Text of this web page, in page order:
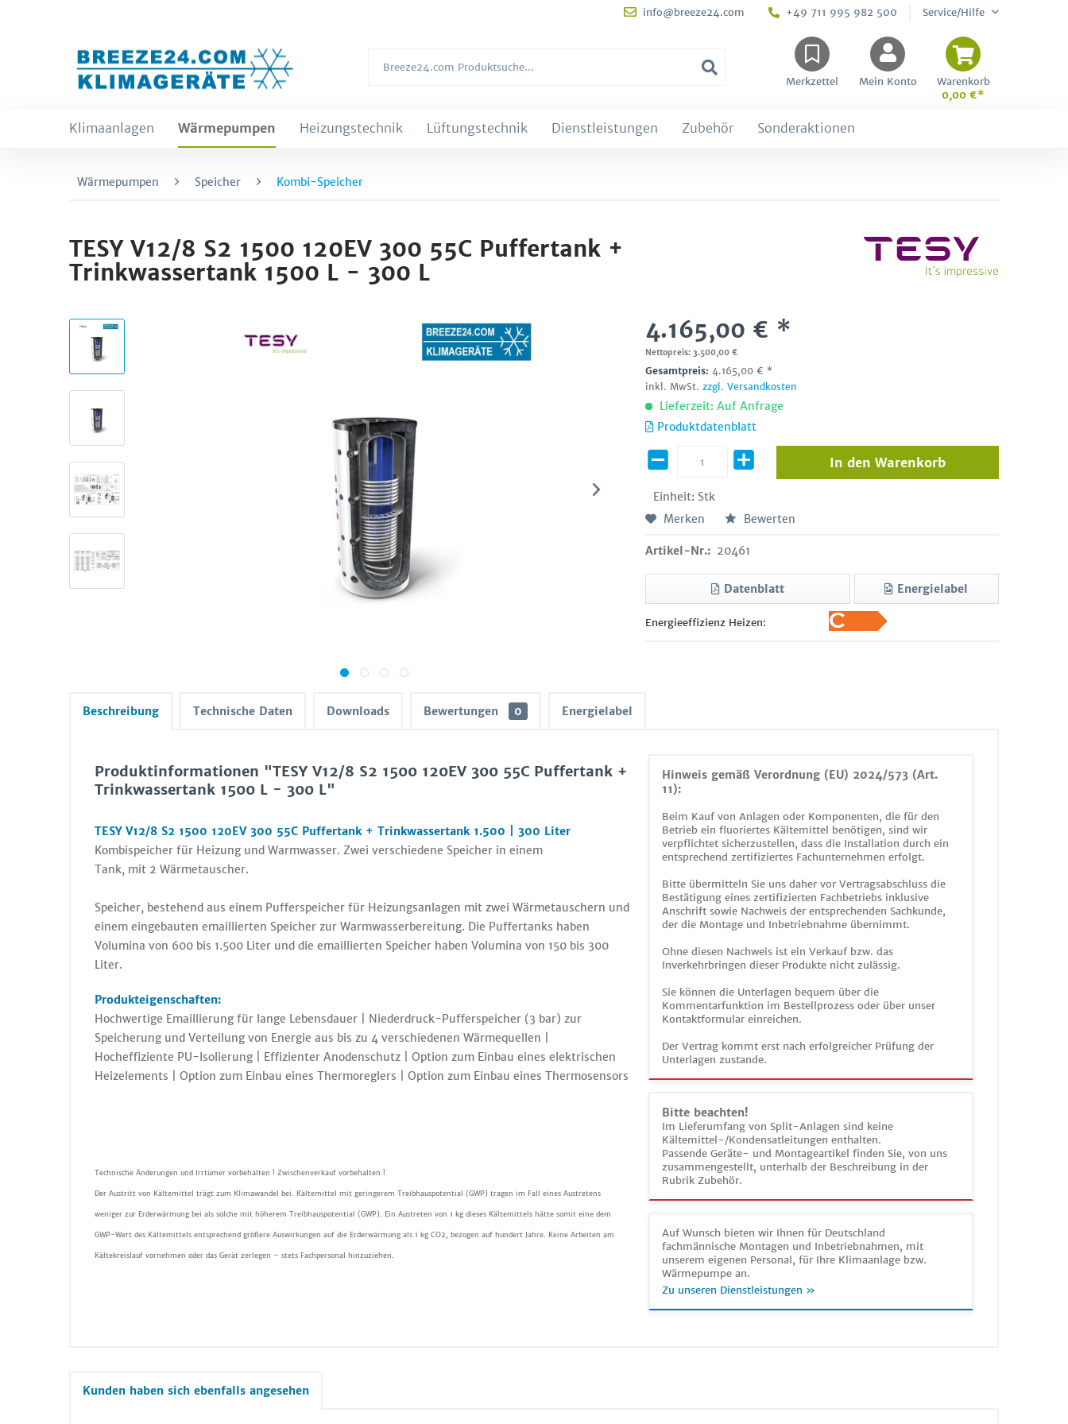
info@breeze24.com +49 711 995 982 500 Service/Hilfe
Merkzettel Mein Konto
Warenkorb
0,00 €*
Klimaanlagen Wärmepumpen Heizungstechnik Lüftungstechnik Dienstleistungen Zubehör Sonderaktionen
Wärmepumpen Speicher Kombi-Speicher
TESY V12/8 S2 1500 120EV 300 55C Puffertank +
Trinkwassertank 1500 L - 300 L
4.165,00 € *
Nettopreis: 3.500,00 €
Gesamtpreis:4.165,00 € *
inkl. MwSt.zzgl. Versandkosten
Lieferzeit: Auf Anfrage
Produktdatenblatt
Einheit: Stk
In den Warenkorb
Merken Bewerten
Artikel-Nr.: 20461
Datenblatt Energielabel
Energieeffizienz Heizen:
Beschreibung Technische Daten Downloads Bewertungen 0 Energielabel
Hinweis gemäß Verordnung (EU) 2024/573 (Art.
11):
Beim Kauf von Anlagen oder Komponenten, die für den
Betrieb ein fluoriertes Kältemittel benötigen, sind wir
verpflichtet sicherzustellen, dass die Installation durch ein
entsprechend zertifiziertes Fachunternehmen erfolgt.
Bitte übermitteln Sie uns daher vor Vertragsabschluss die
Bestätigung eines zertifizierten Fachbetriebs inklusive
Anschrift sowie Nachweis der entsprechenden Sachkunde,
der die Montage und Inbetriebnahme übernimmt.
Ohne diesen Nachweis ist ein Verkauf bzw. das
Inverkehrbringen dieser Produkte nicht zulässig.
Sie können die Unterlagen bequem über die
Kommentarfunktion im Bestellprozess oder über unser
Kontaktformular einreichen.
Der Vertrag kommt erst nach erfolgreicher Prüfung der
Unterlagen zustande.
Bitte beachten!
Im Lieferumfang von Split-Anlagen sind keine
Kältemittel-/Kondensatleitungen enthalten.
Passende Geräte- und Montageartikel finden Sie, von uns
zusammengestellt, unterhalb der Beschreibung in der
Rubrik Zubehör.
Auf Wunsch bieten wir Ihnen für Deutschland
fachmännische Montagen und Inbetriebnahmen, mit
unserem eigenen Personal, für Ihre Klimaanlage bzw.
Wärmepumpe an.
Zu unseren Dienstleistungen »
Produktinformationen "TESY V12/8 S2 1500 120EV 300 55C Puffertank +
Trinkwassertank 1500 L - 300 L"
TESY V12/8 S2 1500 120EV 300 55C Puffertank + Trinkwassertank 1.500 | 300 Liter
Kombispeicher für Heizung und Warmwasser. Zwei verschiedene Speicher in einem
Tank, mit 2 Wärmetauscher.
Speicher, bestehend aus einem Pufferspeicher für Heizungsanlagen mit zwei Wärmetauschern und
einem eingebauten emaillierten Speicher zur Warmwasserbereitung. Die Puffertanks haben
Volumina von 600 bis 1.500 Liter und die emaillierten Speicher haben Volumina von 150 bis 300
Liter.
Produkteigenschaften:
Hochwertige Emaillierung für lange Lebensdauer | Niederdruck-Pufferspeicher (3 bar) zur
Speicherung und Verteilung von Energie aus bis zu 4 verschiedenen Wärmequellen |
Hocheffiziente PU-Isolierung | Effizienter Anodenschutz | Option zum Einbau eines elektrischen
Heizelements | Option zum Einbau eines Thermoreglers | Option zum Einbau eines Thermosensors
Technische Änderungen und Irrtümer vorbehalten ! Zwischenverkauf vorbehalten !
Der Austritt von Kältemittel trägt zum Klimawandel bei. Kältemittel mit geringerem Treibhauspotential (GWP) tragen im Fall eines Austretens
weniger zur Erderwärmung bei als solche mit höherem Treibhauspotential (GWP). Ein Austreten von 1 kg dieses Kältemittels hätte somit eine dem
GWP-Wert des Kältemittels entsprechend größere Auswirkungen auf die Erderwärmung als 1 kg CO2, bezogen auf hundert Jahre. Keine Arbeiten am
Kältekreislauf vornehmen oder das Gerät zerlegen – stets Fachpersonal hinzuziehen.
Kunden haben sich ebenfalls angesehen